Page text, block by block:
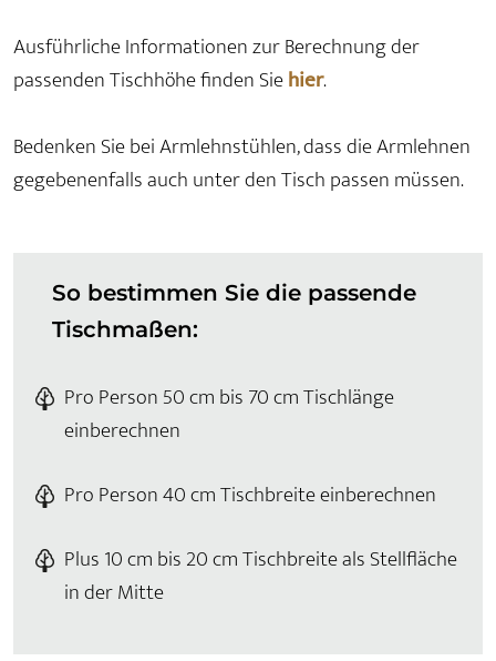
Ausführliche Informationen zur Berechnung der
passenden Tischhöhe finden Siehier.
Bedenken Sie bei Armlehnstühlen, dass die Armlehnen
gegebenenfalls auch unter den Tisch passen müssen.
So bestimmen Sie die passende
Tischmaßen:
Pro Person 50 cm bis 70 cm Tischlänge
einberechnen
Pro Person 40 cm Tischbreite einberechnen
Plus 10 cm bis 20 cm Tischbreite als Stellfläche
in der Mitte